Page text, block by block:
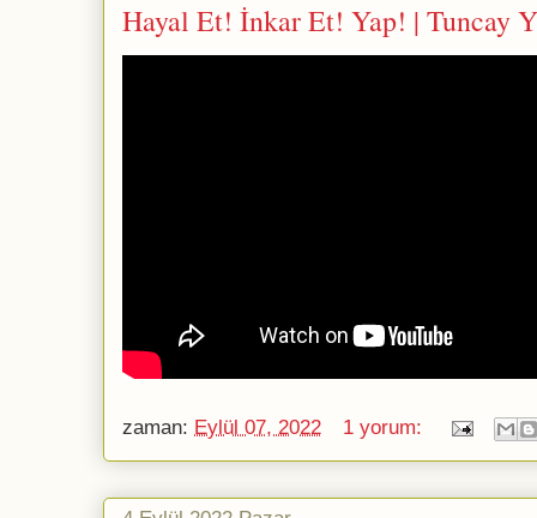
Hayal Et! İnkar Et! Yap! | Tuncay
zaman: Eylül 07, 2022 1 yorum: